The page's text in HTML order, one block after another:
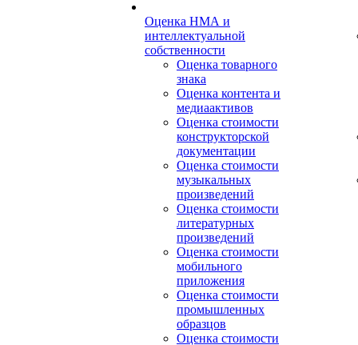
Оценка НМА и
интеллектуальной
собственности
Оценка товарного
знака
Оценка контента и
медиаактивов
Оценка стоимости
конструкторской
документации
Оценка стоимости
музыкальных
произведений
Оценка стоимости
литературных
произведений
Оценка стоимости
мобильного
приложения
Оценка стоимости
промышленных
образцов
Оценка стоимости